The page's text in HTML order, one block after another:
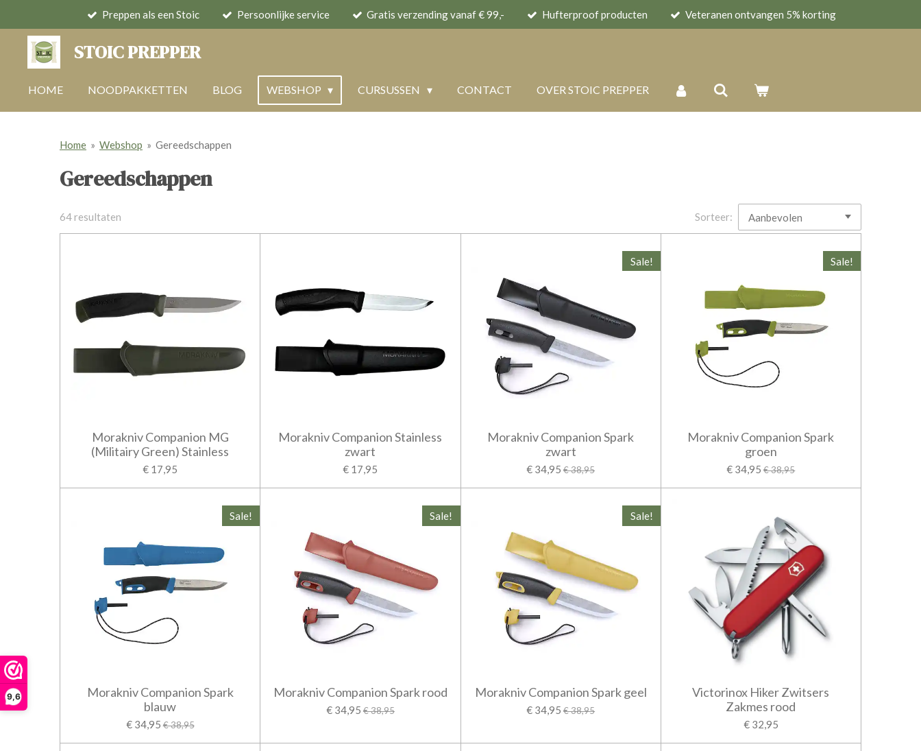
9,6
direct
hoofdinhoud
Preppen als een Stoic Persoonlijke service Gratis verzending vanaf € 99,- Hufterproof producten Veteranen ontvangen 5% korting
STOIC PREPPER
HOME NOODPAKKETTEN BLOG WEBSHOP CURSUSSEN CONTACT OVER STOIC PREPPER
Home » Webshop » Gereedschappen
Gereedschappen
64 resultaten Sorteer:
Morakniv Companion MG
(Militairy Green) Stainless
€ 17,95
Morakniv Companion Stainless
zwart
€ 17,95
Sale!
Morakniv Companion Spark
zwart
€ 34,95 € 38,95
Sale!
Morakniv Companion Spark
groen
€ 34,95 € 38,95
Sale!
Morakniv Companion Spark
blauw
€ 34,95 € 38,95
Sale!
Morakniv Companion Spark rood
€ 34,95 € 38,95
Sale!
Morakniv Companion Spark geel
€ 34,95 € 38,95
Victorinox Hiker Zwitsers
Zakmes rood
€ 32,95